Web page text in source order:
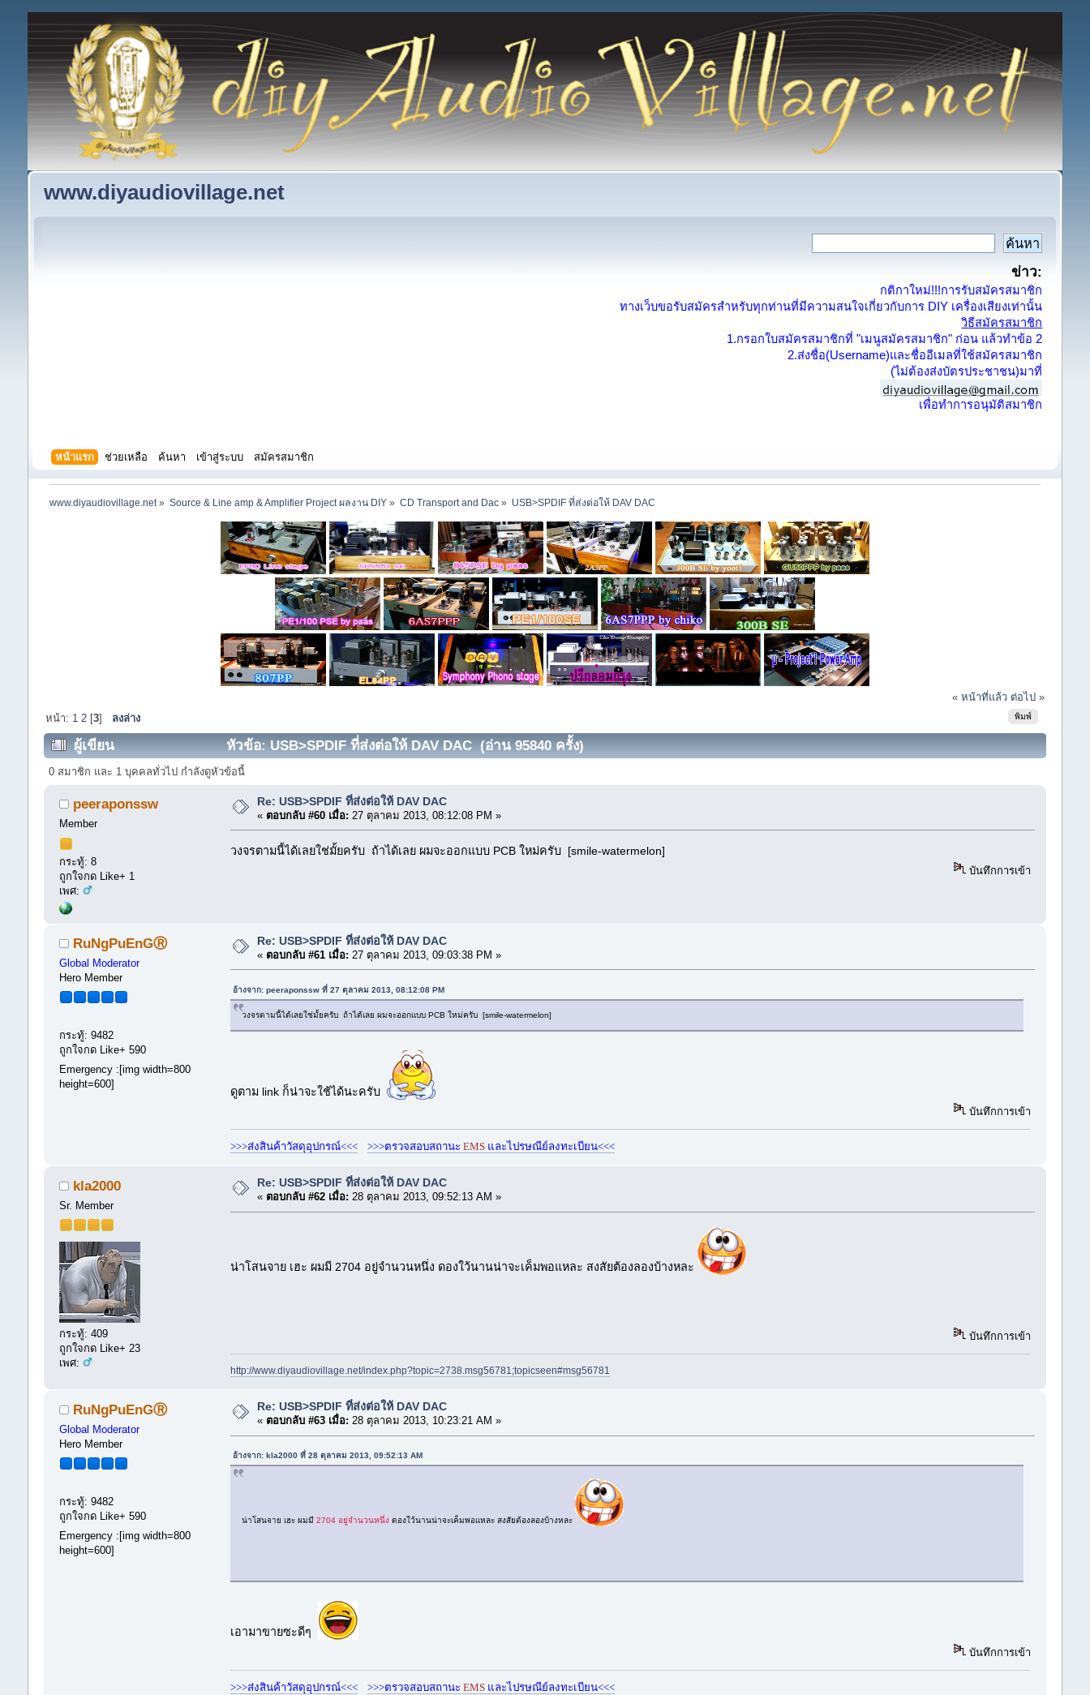
www.diyaudiovillage.net
ข่าว:
กติกาใหม่!!!การรับสมัครสมาชิก
ทางเว็บขอรับสมัครสำหรับทุกท่านที่มีความสนใจเกี่ยวกับการ DIY เครื่องเสียงเท่านั้น
วิธีสมัครสมาชิก
1.กรอกใบสมัครสมาชิกที่ "เมนูสมัครสมาชิก" ก่อน แล้วทำข้อ 2
2.ส่งชื่อ(Username)และชื่ออีเมลที่ใช้สมัครสมาชิก
(ไม่ต้องส่งบัตรประชาชน)มาที่
เพื่อทำการอนุมัติสมาชิก
หน้าแรก ช่วยเหลือ ค้นหา เข้าสู่ระบบ สมัครสมาชิก
www.diyaudiovillage.net» Source & Line amp & Amplifier Project ผลงาน DIY» CD Transport and Dac » USB>SPDIF ที่ส่งต่อให้ DAV DAC
« หน้าที่แล้ว ต่อไป »
พิมพ์
หน้า: 1 2 [3] ลงล่าง
ผู้เขียน หัวข้อ: USB>SPDIF ที่ส่งต่อให้ DAV DAC (อ่าน 95840 ครั้ง)
0 สมาชิก และ 1 บุคคลทั่วไป กำลังดูหัวข้อนี้
peeraponssw
Member
กระทู้: 8
ถูกใจกด Like+ 1
เพศ:
Re: USB>SPDIF ที่ส่งต่อให้ DAV DAC
« ตอบกลับ #60 เมื่อ: 27 ตุลาคม 2013, 08:12:08 PM »
วงจรตามนี้ได้เลยใช่มั้ยครับ ถ้าได้เลย ผมจะออกแบบ PCB ใหม่ครับ [smile-watermelon]
บันทึกการเข้า
RuNgPuEnGⓇ
Global Moderator
Hero Member
กระทู้: 9482
ถูกใจกด Like+ 590
Emergency :[img width=800
height=600]
Re: USB>SPDIF ที่ส่งต่อให้ DAV DAC
« ตอบกลับ #61 เมื่อ: 27 ตุลาคม 2013, 09:03:38 PM »
อ้างจาก: peeraponssw ที่ 27 ตุลาคม 2013, 08:12:08 PM
วงจรตามนี้ได้เลยใช่มั้ยครับ ถ้าได้เลย ผมจะออกแบบ PCB ใหม่ครับ [smile-watermelon]
ดูตาม link ก็น่าจะใช้ได้นะครับ
บันทึกการเข้า
>>>ส่งสินค้าวัสดุอุปกรณ์<<< >>>ตรวจสอบสถานะ EMSและไปรษณีย์ลงทะเบียน<<<
kla2000
Sr. Member
กระทู้: 409
ถูกใจกด Like+ 23
เพศ:
Re: USB>SPDIF ที่ส่งต่อให้ DAV DAC
« ตอบกลับ #62 เมื่อ: 28 ตุลาคม 2013, 09:52:13 AM »
น่าโสนจาย เฮะ ผมมี 2704 อยู่จำนวนหนึ่ง ดองใว้นานน่าจะเค็มพอแหละ สงสัยต้องลองบ้างหละ
บันทึกการเข้า
http://www.diyaudiovillage.net/index.php?topic=2738.msg56781;topicseen#msg56781
RuNgPuEnGⓇ
Global Moderator
Hero Member
กระทู้: 9482
ถูกใจกด Like+ 590
Emergency :[img width=800
height=600]
Re: USB>SPDIF ที่ส่งต่อให้ DAV DAC
« ตอบกลับ #63 เมื่อ: 28 ตุลาคม 2013, 10:23:21 AM »
อ้างจาก: kla2000 ที่ 28 ตุลาคม 2013, 09:52:13 AM
น่าโสนจาย เฮะ ผมมี 2704 อยู่จำนวนหนึ่ง ดองใว้นานน่าจะเค็มพอแหละ สงสัยต้องลองบ้างหละ
เอามาขายซะดีๆ
บันทึกการเข้า
>>>ส่งสินค้าวัสดุอุปกรณ์<<< >>>ตรวจสอบสถานะ EMSและไปรษณีย์ลงทะเบียน<<<